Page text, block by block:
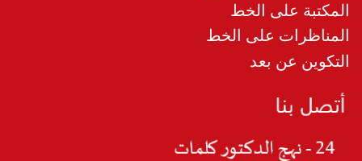
المكتبة على الخط
المناظرات على الخط
التكوين عن بعد